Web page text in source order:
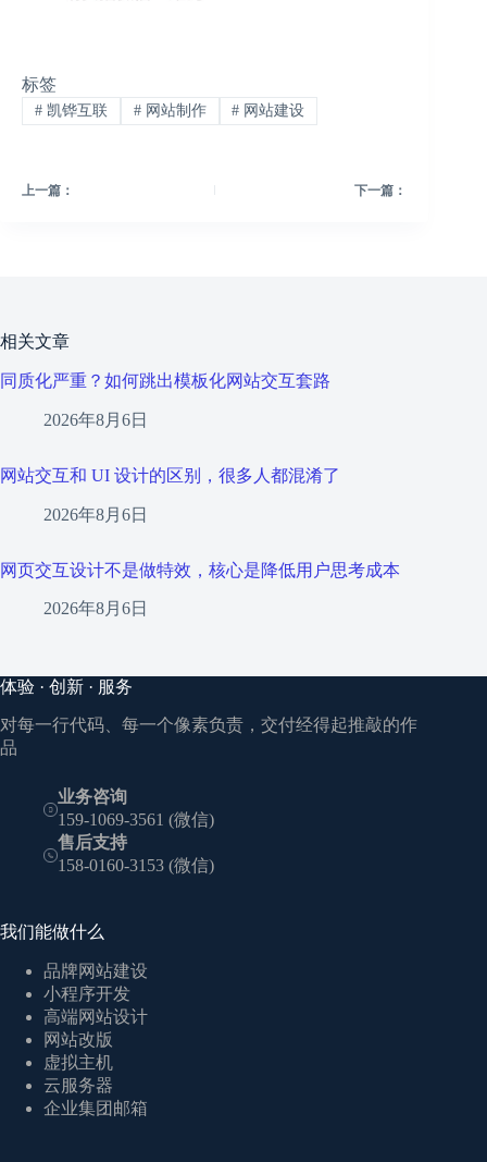
标签
#凯铧互联 #网站制作 # 网站建设
上一篇： 下一篇：
相关文章
同质化严重？如何跳出模板化网站交互套路
2026年8月6日
网站交互和 UI 设计的区别，很多人都混淆了
2026年8月6日
网页交互设计不是做特效，核心是降低用户思考成本
2026年8月6日
体验 · 创新 · 服务
对每一行代码、每一个像素负责，交付经得起推敲的作
品
业务咨询
159-1069-3561 (微信)
售后支持
158-0160-3153 (微信)
我们能做什么
品牌网站建设
小程序开发
高端网站设计
网站改版
虚拟主机
云服务器
企业集团邮箱